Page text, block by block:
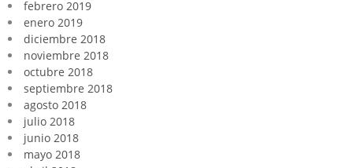
febrero 2019
enero 2019
diciembre 2018
noviembre 2018
octubre 2018
septiembre 2018
agosto 2018
julio 2018
junio 2018
mayo 2018